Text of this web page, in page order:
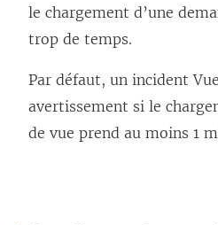
le chargement d’une
trop de temps.
Par défaut, un incident
avertissement si le
de vue prend au moins 1